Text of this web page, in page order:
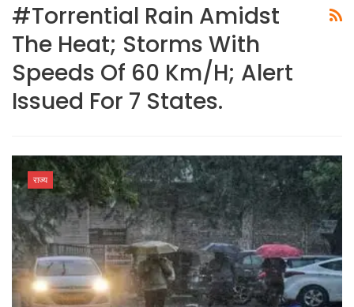
#torrential Rain Amidst
The Heat; Storms With
Speeds Of 60 Km/h; Alert
Issued For 7 States.
राज्य